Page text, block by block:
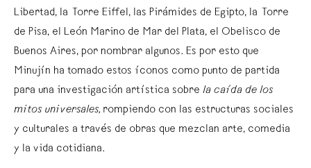
Libertad, la Torre Eiffel, las Pirámides de Egipto, la Torre
de Pisa, el León Marino de Mar del Plata, el Obelisco de
Buenos Aires, por nombrar algunos. Es por esto que
Minujín ha tomado estos íconos como punto de partida
para una investigación artística sobre la caída de los
mitos universales, rompiendo con las estructuras sociales
y culturales a través de obras que mezclan arte, comedia
y la vida cotidiana.